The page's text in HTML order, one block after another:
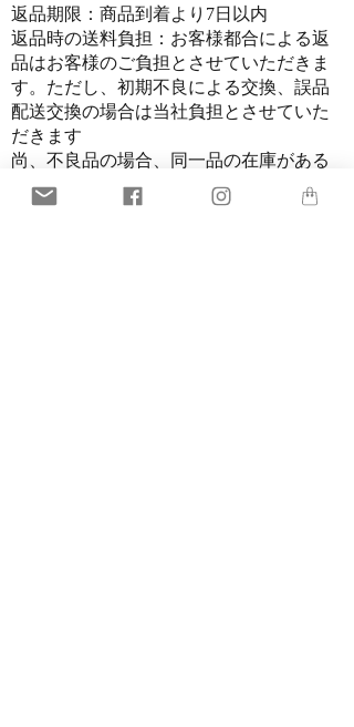
返品期限：商品到着より7日以内
返品時の送料負担：お客様都合による返
品はお客様のご負担とさせていただきま
す。ただし、初期不良による交換、誤品
配送交換の場合は当社負担とさせていた
だきます
尚、不良品の場合、同一品の在庫がある
場合には、良品と交換させていただきま
す。同一品の在庫がない場合には、ご返